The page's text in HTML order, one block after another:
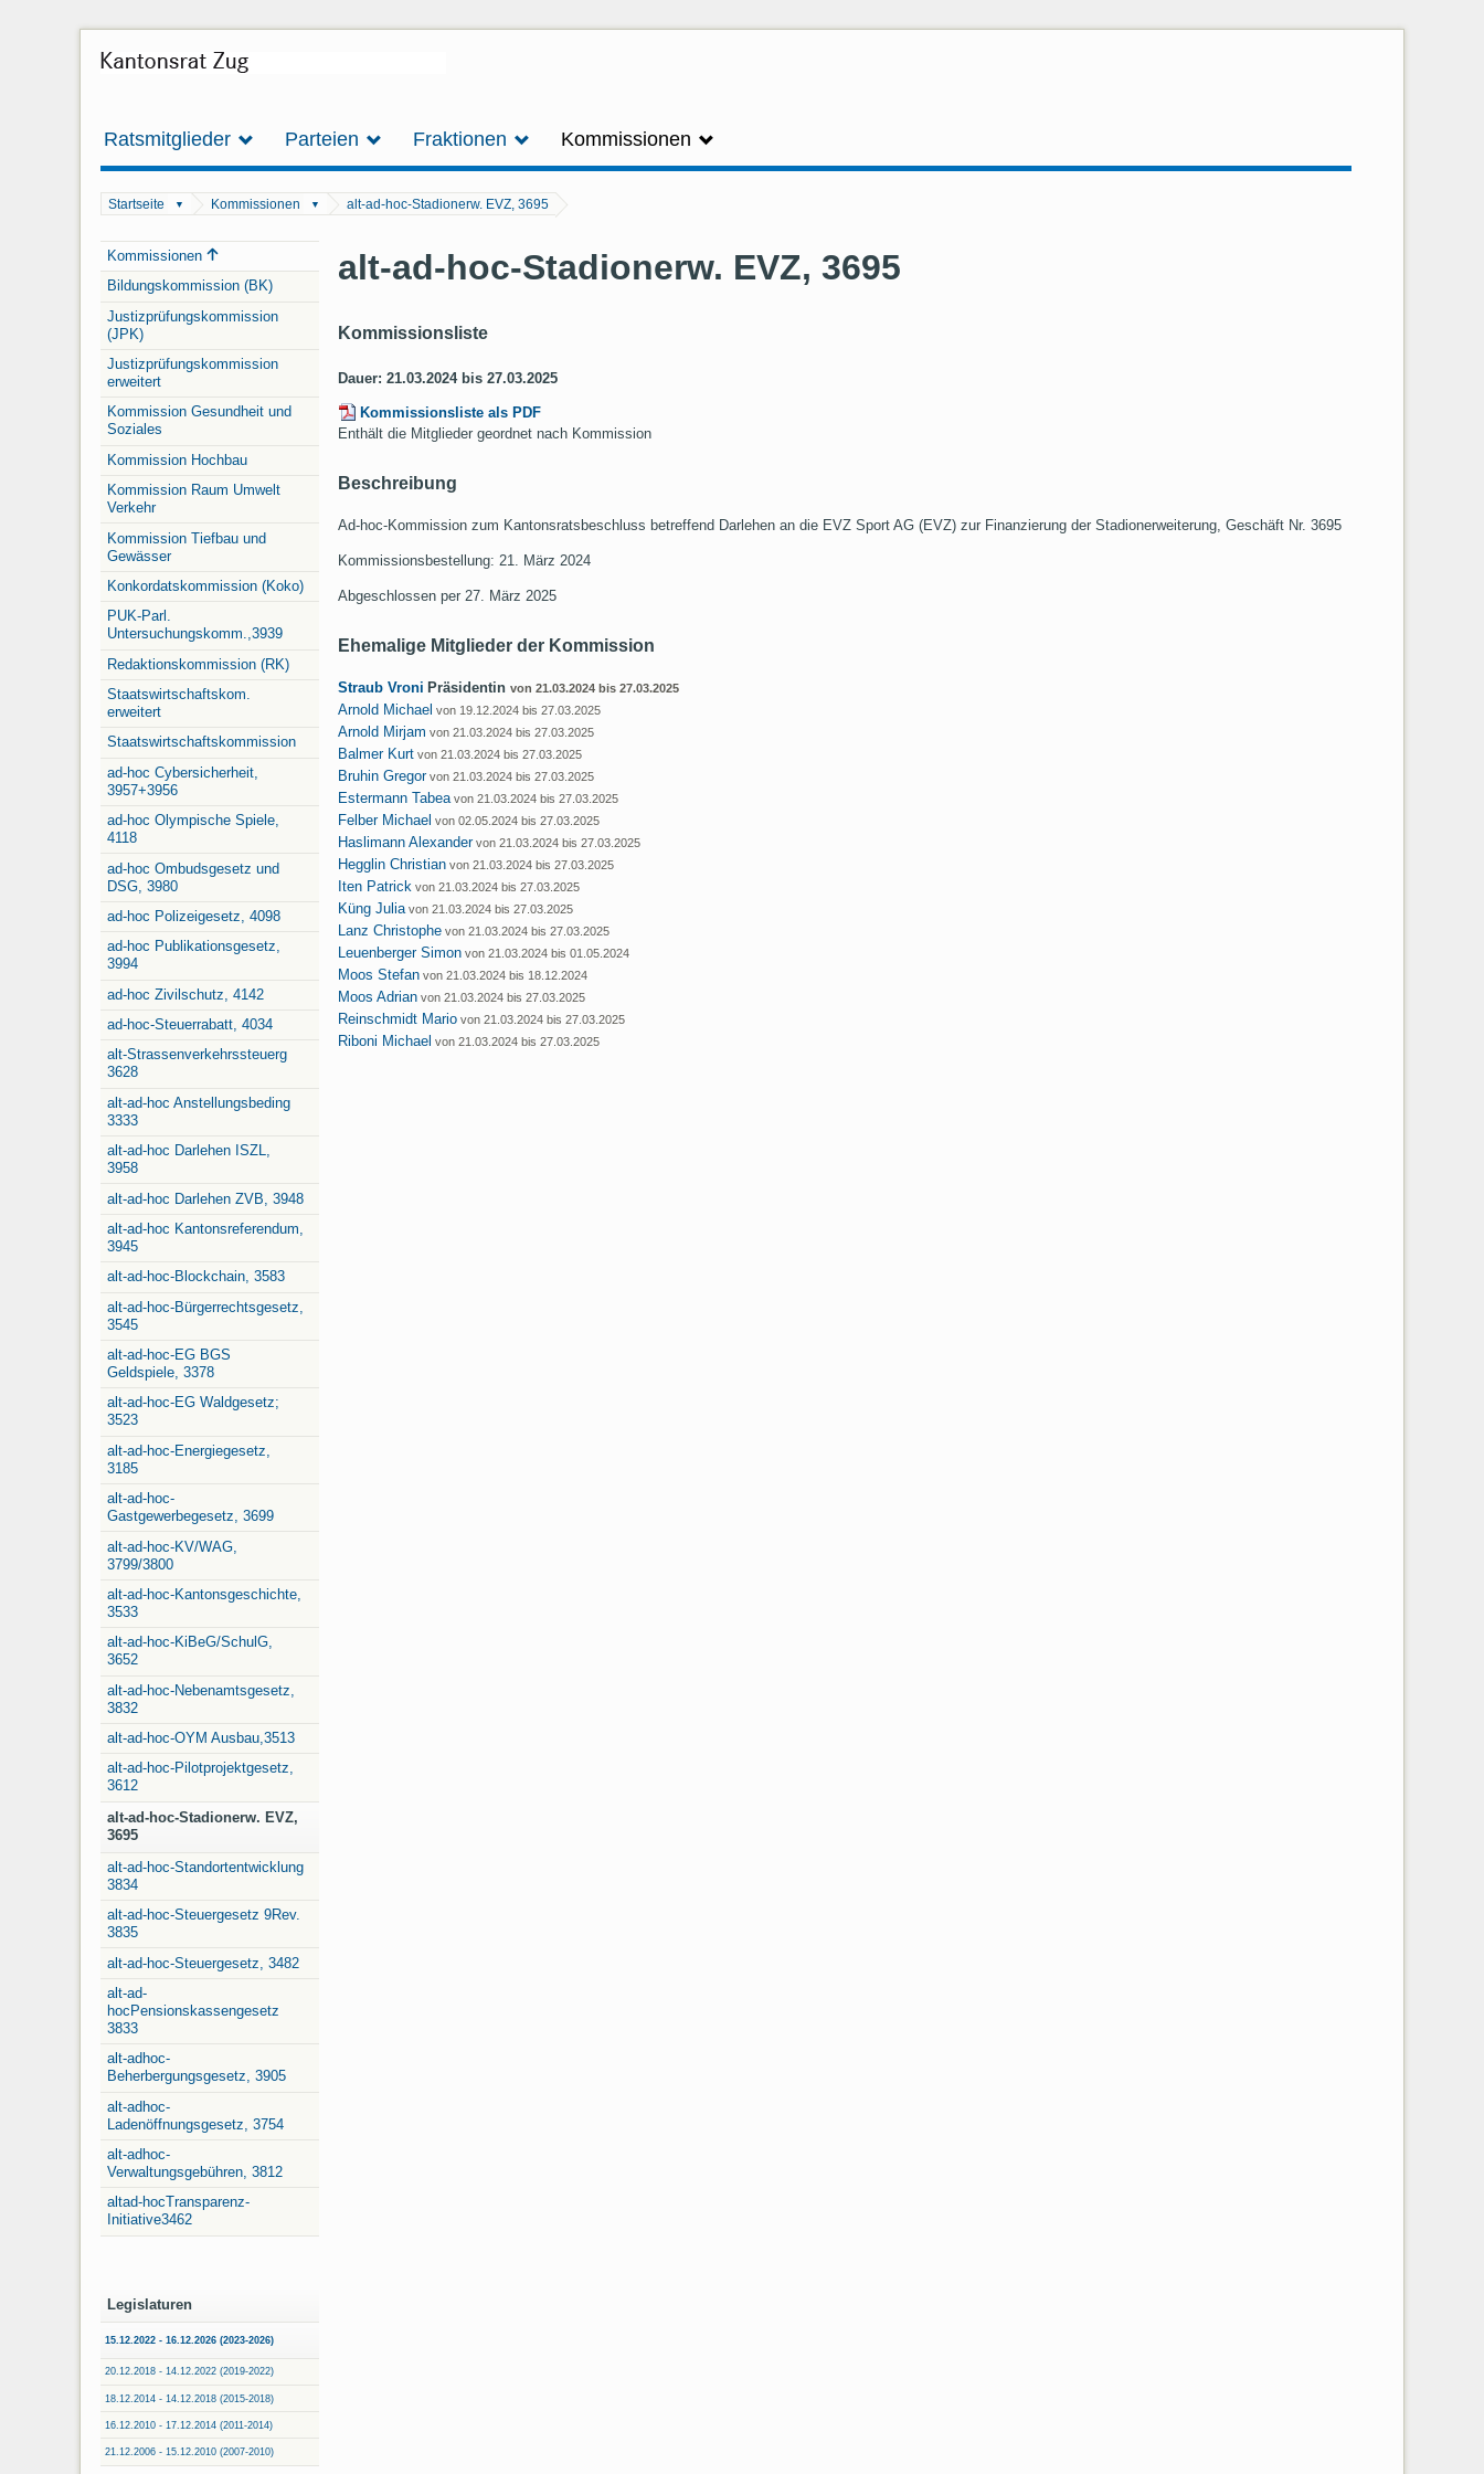
Ratsmitglieder Parteien Fraktionen Kommissionen
Startseite ▼ Kommissionen ▼ alt-ad-hoc-Stadionerw. EVZ, 3695
Navigation
Kommissionen
Bildungskommission (BK)
Justizprüfungskommission
(JPK)
Justizprüfungskommission
erweitert
Kommission Gesundheit und
Soziales
Kommission Hochbau
Kommission Raum Umwelt
Verkehr
Kommission Tiefbau und
Gewässer
Konkordatskommission (Koko)
PUK-Parl.
Untersuchungskomm.,3939
Redaktionskommission (RK)
Staatswirtschaftskom.
erweitert
Staatswirtschaftskommission
ad-hoc Cybersicherheit,
3957+3956
ad-hoc Olympische Spiele,
4118
ad-hoc Ombudsgesetz und
DSG, 3980
ad-hoc Polizeigesetz, 4098
ad-hoc Publikationsgesetz,
3994
ad-hoc Zivilschutz, 4142
ad-hoc-Steuerrabatt, 4034
alt-Strassenverkehrssteuerg
3628
alt-ad-hoc Anstellungsbeding
3333
alt-ad-hoc Darlehen ISZL,
3958
alt-ad-hoc Darlehen ZVB, 3948
alt-ad-hoc Kantonsreferendum,
3945
alt-ad-hoc-Blockchain, 3583
alt-ad-hoc-Bürgerrechtsgesetz,
3545
alt-ad-hoc-EG BGS
Geldspiele, 3378
alt-ad-hoc-EG Waldgesetz;
3523
alt-ad-hoc-Energiegesetz,
3185
alt-ad-hoc-
Gastgewerbegesetz, 3699
alt-ad-hoc-KV/WAG,
3799/3800
alt-ad-hoc-Kantonsgeschichte,
3533
alt-ad-hoc-KiBeG/SchulG,
3652
alt-ad-hoc-Nebenamtsgesetz,
3832
alt-ad-hoc-OYM Ausbau,3513
alt-ad-hoc-Pilotprojektgesetz,
3612
alt-ad-hoc-Stadionerw. EVZ,
3695
alt-ad-hoc-Standortentwicklung
3834
alt-ad-hoc-Steuergesetz 9Rev.
3835
alt-ad-hoc-Steuergesetz, 3482
alt-ad-
hocPensionskassengesetz
3833
alt-adhoc-
Beherbergungsgesetz, 3905
alt-adhoc-
Ladenöffnungsgesetz, 3754
alt-adhoc-
Verwaltungsgebühren, 3812
altad-hocTransparenz-
Initiative3462
Legislaturen
15.12.2022 - 16.12.2026 (2023-2026)
20.12.2018 - 14.12.2022 (2019-2022)
18.12.2014 - 14.12.2018 (2015-2018)
16.12.2010 - 17.12.2014 (2011-2014)
21.12.2006 - 15.12.2010 (2007-2010)
alt-ad-hoc-Stadionerw. EVZ, 3695
Kommissionsliste
Dauer: 21.03.2024 bis 27.03.2025
Kommissionsliste als PDF
Enthält die Mitglieder geordnet nach Kommission
Beschreibung
Ad-hoc-Kommission zum Kantonsratsbeschluss betreffend Darlehen an die EVZ Sport AG (EVZ) zur Finanzierung der Stadionerweiterung, Geschäft Nr. 3695
Kommissionsbestellung: 21. März 2024
Abgeschlossen per 27. März 2025
Ehemalige Mitglieder der Kommission
Straub Vroni Präsidentinvon 21.03.2024 bis 27.03.2025
Arnold Michael von 19.12.2024 bis 27.03.2025
Arnold Mirjam von 21.03.2024 bis 27.03.2025
Balmer Kurt von 21.03.2024 bis 27.03.2025
Bruhin Gregor von 21.03.2024 bis 27.03.2025
Estermann Tabea von 21.03.2024 bis 27.03.2025
Felber Michael von 02.05.2024 bis 27.03.2025
Haslimann Alexander von 21.03.2024 bis 27.03.2025
Hegglin Christian von 21.03.2024 bis 27.03.2025
Iten Patrick von 21.03.2024 bis 27.03.2025
Küng Julia von 21.03.2024 bis 27.03.2025
Lanz Christophe von 21.03.2024 bis 27.03.2025
Leuenberger Simon von 21.03.2024 bis 01.05.2024
Moos Stefan von 21.03.2024 bis 18.12.2024
Moos Adrian von 21.03.2024 bis 27.03.2025
Reinschmidt Mario von 21.03.2024 bis 27.03.2025
Riboni Michael von 21.03.2024 bis 27.03.2025